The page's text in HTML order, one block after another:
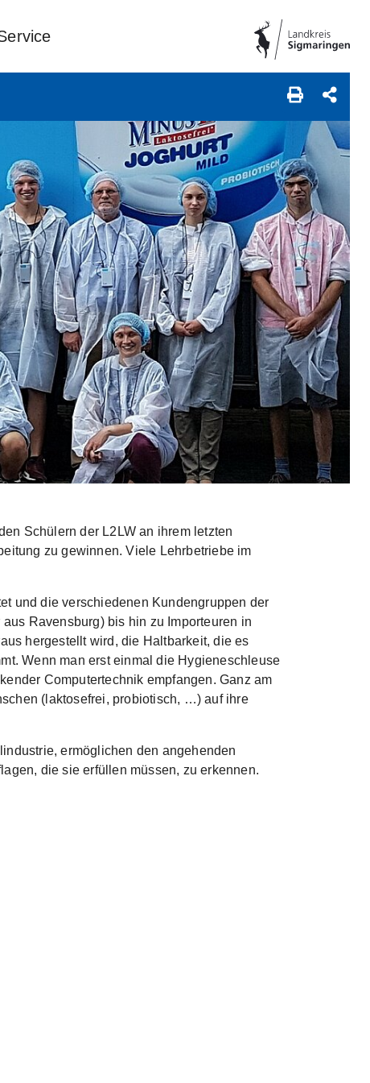
Schülern der L2LW an ihrem letzten
zu gewinnen. Viele Lehrbetriebe im
und die verschiedenen Kundengruppen der
Ravensburg) bis hin zu Importeuren in
hergestellt wird, die Haltbarkeit, die es
Wenn man erst einmal die Hygieneschleuse
Computertechnik empfangen. Ganz am
(laktosefrei, probiotisch, …) auf ihre
ermöglichen den angehenden
die sie erfüllen müssen, zu erkennen.